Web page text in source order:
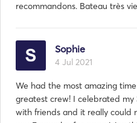
20 Sep 2022
Darragh, thank you for
recommandons. Bateau très
Sophie
4 Jul 2021
We had the most amazing
greatest crew! I celebrated
with friends and it really could